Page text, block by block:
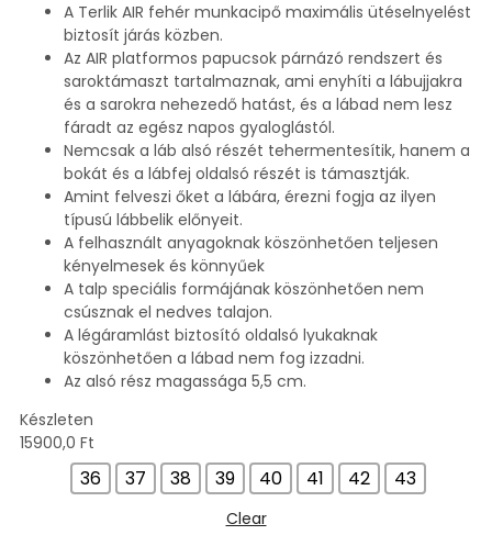
A Terlik AIR fehér munkacipő maximális ütéselnyelést
biztosít járás közben.
Az AIR platformos papucsok párnázó rendszert és
saroktámaszt tartalmaznak, ami enyhíti a lábujjakra
és a sarokra nehezedő hatást, és a lábad nem lesz
fáradt az egész napos gyaloglástól.
Nemcsak a láb alsó részét tehermentesítik, hanem a
bokát és a lábfej oldalsó részét is támasztják.
Amint felveszi őket a lábára, érezni fogja az ilyen
típusú lábbelik előnyeit.
A felhasznált anyagoknak köszönhetően teljesen
kényelmesek és könnyűek
A talp speciális formájának köszönhetően nem
csúsznak el nedves talajon.
A légáramlást biztosító oldalsó lyukaknak
köszönhetően a lábad nem fog izzadni.
Az alsó rész magassága 5,5 cm.
Készleten
15900,0 Ft
36 37 38 39 40 41 42 43
Clear